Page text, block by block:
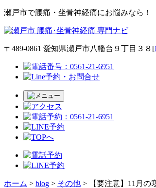
瀬戸市で腰痛・坐骨神経痛にお悩みなら！
〒489-0861 愛知県瀬戸市八幡台９丁目３８[
ホーム > blog > その他 > 【要注意】11月